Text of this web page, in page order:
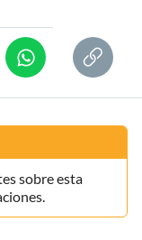
sobre esta